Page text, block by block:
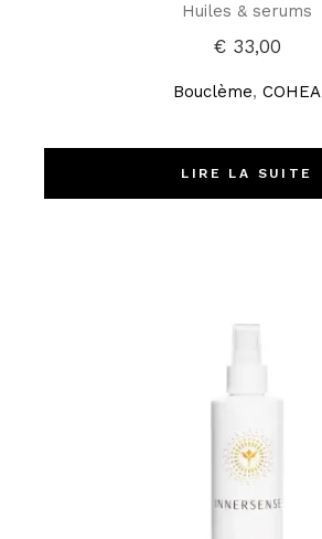
Huiles & serums
€33,00
Bouclème, COHEA
LIRE LA SUITE